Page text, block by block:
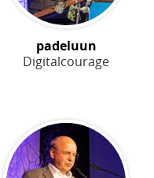
padeluun
Digitalcourage